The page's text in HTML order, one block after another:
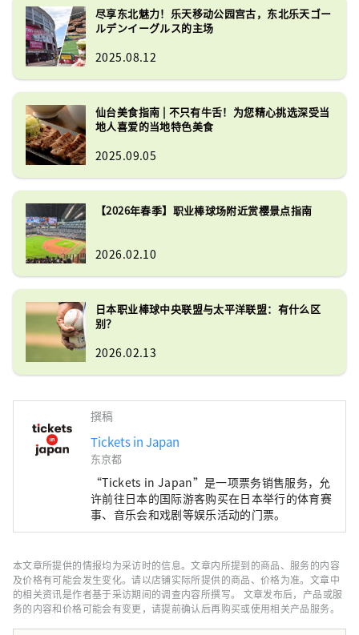
尽享东北魅力！乐天移动公园宫古，东北乐天ゴー
ルデンイーグルス的主场
2025.08.12
仙台美食指南 | 不只有牛舌！为您精心挑选深受当
地人喜爱的当地特色美食
2025.09.05
【2026年春季】职业棒球场附近赏樱景点指南
2026.02.10
日本职业棒球中央联盟与太平洋联盟：有什么区
别？
2026.02.13
撰稿
Tickets in Japan
东京都
“Tickets in Japan”是一项票务销售服务，允
许前往日本的国际游客购买在日本举行的体育赛
事、音乐会和戏剧等娱乐活动的门票。
本文章所提供的情报均为采访时的信息。文章内所提到的商品、服务的内容
及价格有可能会发生变化。请以店铺实际所提供的商品、价格为准。文章中
的相关资讯是作者基于采访期间的调查内容所撰写。 文章发布后，产品或服
务的内容和价格可能会有变更，请提前确认后再购买或使用相关产品服务。